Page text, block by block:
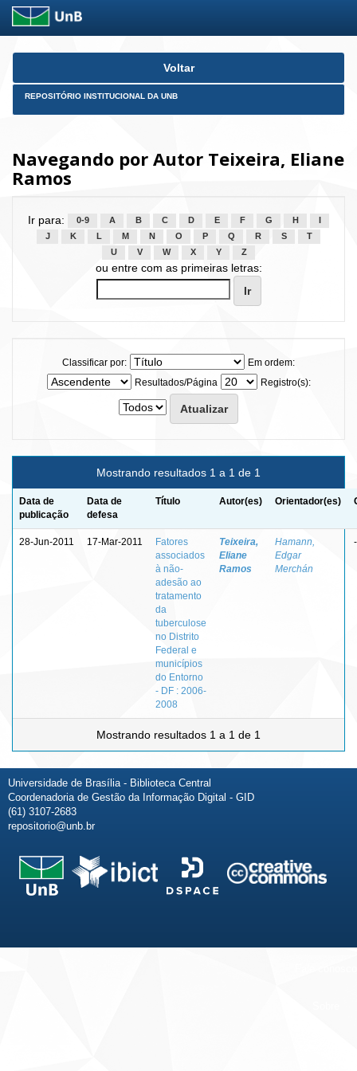
Skip
Voltar
REPOSITÓRIO INSTITUCIONAL DA UNB
Navegando por Autor Teixeira, Eliane
Ramos
Ir para: 0-9 A B C D E F G H
J
K L M N O P Q R S
T
U
V W X Y Z
ou entre com as primeiras letras:
Classificar por:
Em ordem:
Resultados/Página
Registro(s):
Mostrando resultados 1 a 1 de 1
Data de
publicação
Data de
defesa
Título Autor(es) Orientador(es)
28-Jun-2011 17-Mar-2011
Fatores
associados
à não-
adesão ao
tratamento
da
tuberculose
no Distrito
Federal e
municípios
do Entorno
- DF : 2006-
2008
Teixeira,
Eliane
Ramos
Hamann,
Edgar
Merchán
-
Mostrando resultados 1 a 1 de 1
Universidade de Brasília - Biblioteca Central
Coordenadoria de Gestão da Informação Digital - GID
(61) 3107-2683
repositorio@unb.br